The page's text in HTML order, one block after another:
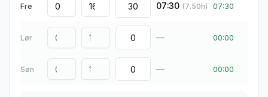
Fre 07:30 (7.50h) 07:30
Lør — 00:00
Søn — 00:00